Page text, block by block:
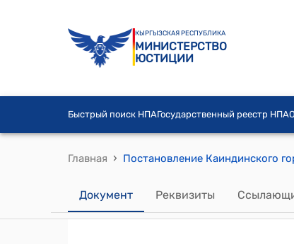
КЫРГЫЗСКАЯ РЕСПУБЛИКА
МИНИСТЕРСТВО
ЮСТИЦИИ
Быстрый поиск НПАГосударственный реестр НПА
Главная ›
Документ Реквизиты